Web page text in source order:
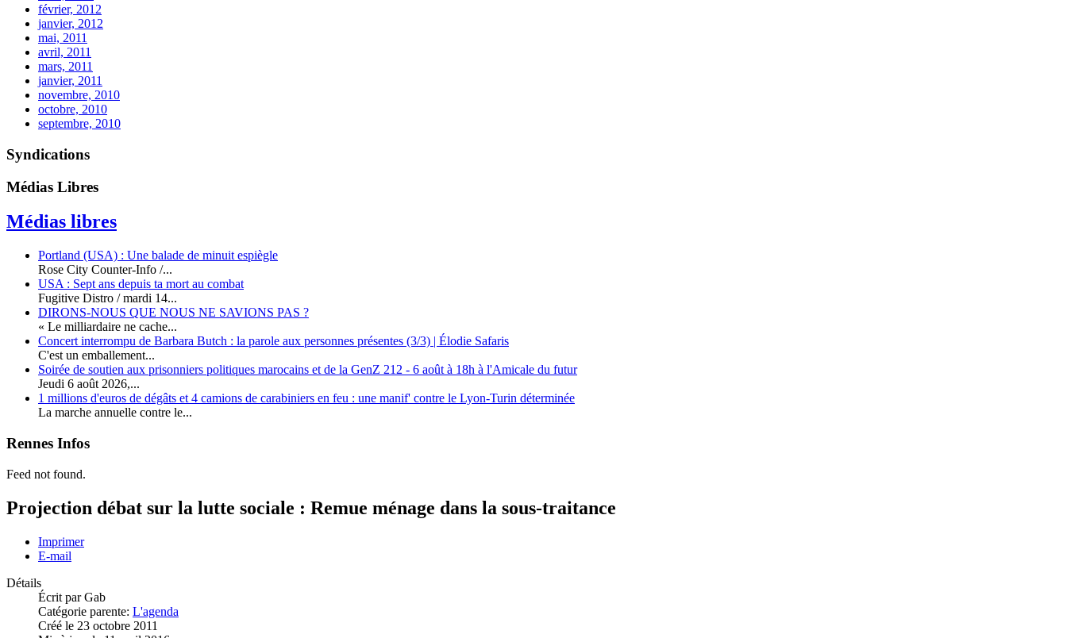
février, 2012
janvier, 2012
mai, 2011
avril, 2011
mars, 2011
janvier, 2011
novembre, 2010
octobre, 2010
septembre, 2010
Syndications
Médias Libres
Médias libres
Portland (USA) : Une balade de minuit espiègle
Rose City Counter-Info /...
USA : Sept ans depuis ta mort au combat
Fugitive Distro / mardi 14...
DIRONS-NOUS QUE NOUS NE SAVIONS PAS ?
« Le milliardaire ne cache...
Concert interrompu de Barbara Butch : la parole aux personnes présentes (3/3) | Élodie Safaris
C'est un emballement...
Soirée de soutien aux prisonniers politiques marocains et de la GenZ 212 - 6 août à 18h à l'Amicale du futur
Jeudi 6 août 2026,...
1 millions d'euros de dégâts et 4 camions de carabiniers en feu : une manif' contre le Lyon-Turin déterminée
La marche annuelle contre le...
Rennes Infos
Feed not found.
Projection débat sur la lutte sociale : Remue ménage dans la sous-traitance
Imprimer
E-mail
Détails
Écrit parGab
Catégorie parente: L'agenda
Créé le 23 octobre 2011